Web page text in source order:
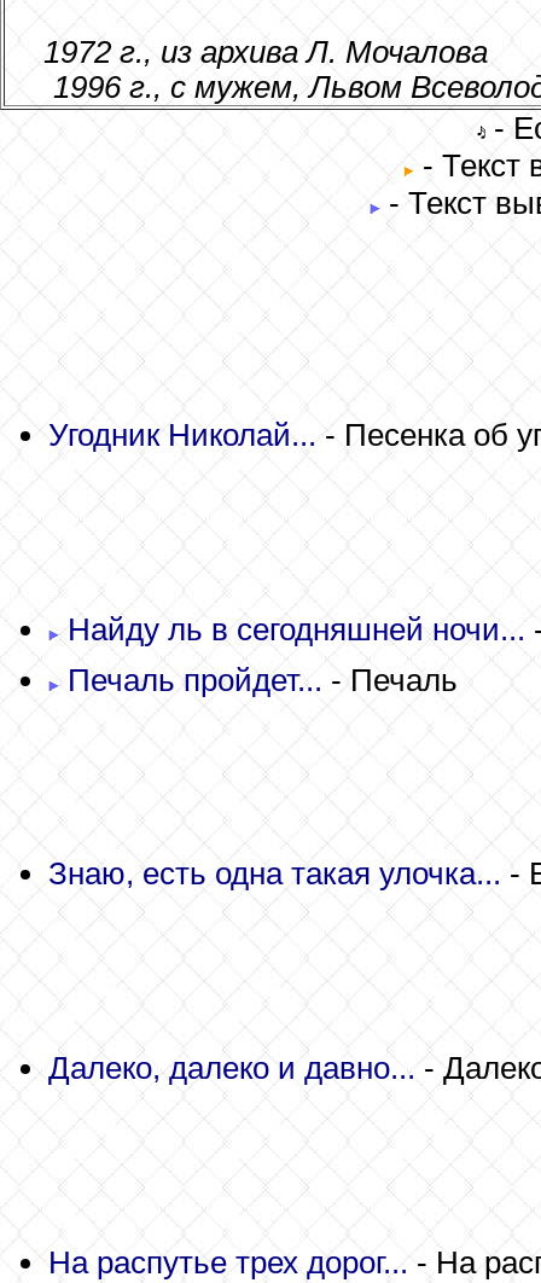
1972 г., из архива Л. Мочалова
1996 г., с мужем, Львом
-
- Текст
- Текст
Угодник Николай... - Песенка об
Найду ль в сегодняшней ночи...
Печаль пройдет... - Печаль
Знаю, есть одна такая улочка... -
Далеко, далеко и давно... -
На распутье трех дорог...- На